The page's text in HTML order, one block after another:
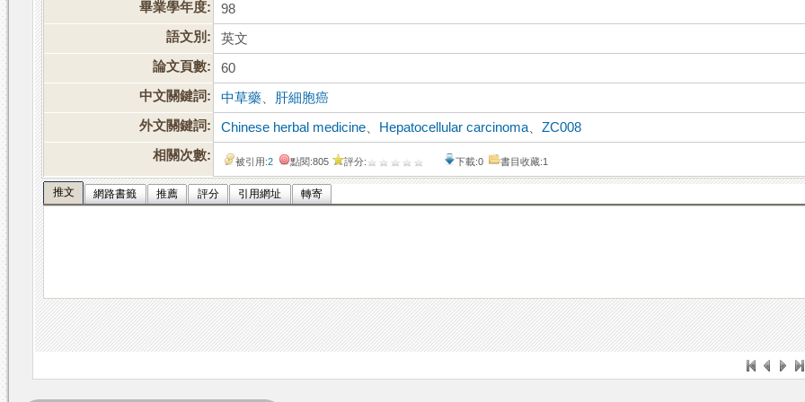
畢業學年度:
98
語文別:
英文
論文頁數:
60
中文關鍵詞:
中草藥
肝細胞癌
外文關鍵詞:
Chinese herbal medicine Hepatocellular carcinoma 、ZC008
相關次數:
被引用:2 點閱:805 評分: 下載:0 書目收藏:1
推文 網路書籤 推薦 評分 引用網址 轉寄